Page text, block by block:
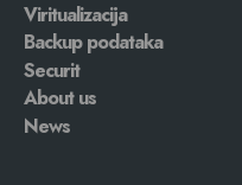
Viritualizacija
Backup podataka
Securit
About us
News